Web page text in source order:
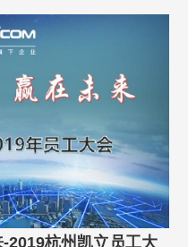
2019杭州凯立员工大